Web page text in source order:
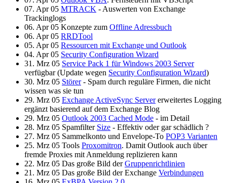
07. Apr 05 MTRACK - Auswerten von Exchange
Trackinglogs
06. Apr 05 Konzepte zum Offline Adressbuch
06. Apr 05 RRDTool
05. Apr 05 Ressourcen mit Exchange und Outlook
04. Apr 05 Security Configuration Wizard
31. Mrz 05 Service Pack 1 für Windows 2003 Server
verfügbar (Update wegen Security Configuration Wizard)
30. Mrz 05 Störer- Spam durch reguläre Firmen, die nicht
wissen was sie tun
29. Mrz 05 Exchange ActiveSync Servererweitertes Logging
ergänzt basierend auf dem Exchange Blog
29. Mrz 05 Outlook 2003 Cached Mode - im Detail
28. Mrz 05 Spamfilter Size - Effektiv oder gar schädlich ?
27. Mrz 05 Sammelkonto und Envelope-To POP3 Varianten
25. Mrz 05 Tools Proxomitron. Damit Outlook auch über
fremde Proxies mit Anmeldung replizieren kann
22. Mrz 05 Das große Bild derGruppenrichtlinien
21. Mrz 05 Das große Bild der Exchange Verbindungen